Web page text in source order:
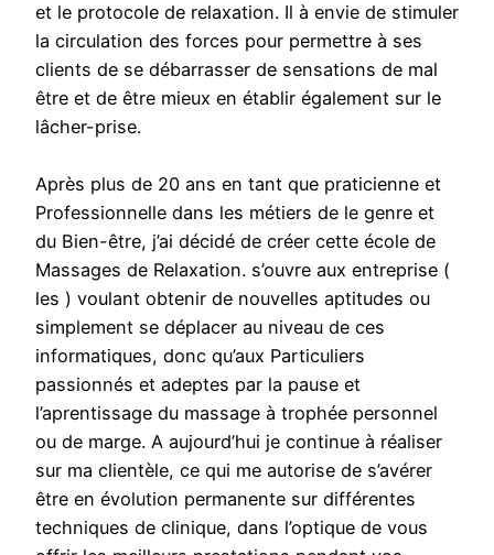
et le protocole de relaxation. Il à envie de stimuler
la circulation des forces pour permettre à ses
clients de se débarrasser de sensations de mal
être et de être mieux en établir également sur le
lâcher-prise.
Après plus de 20 ans en tant que praticienne et
Professionnelle dans les métiers de le genre et
du Bien-être, j’ai décidé de créer cette école de
Massages de Relaxation. s’ouvre aux entreprise (
les ) voulant obtenir de nouvelles aptitudes ou
simplement se déplacer au niveau de ces
informatiques, donc qu’aux Particuliers
passionnés et adeptes par la pause et
l’aprentissage du massage à trophée personnel
ou de marge. A aujourd’hui je continue à réaliser
sur ma clientèle, ce qui me autorise de s’avérer
être en évolution permanente sur différentes
techniques de clinique, dans l’optique de vous